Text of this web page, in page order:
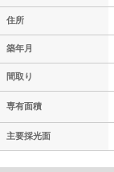
住所
築年月
間取り
専有面積
主要採光面